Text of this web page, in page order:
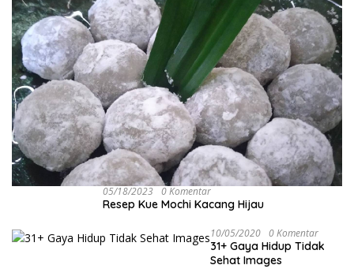
05/18/2023 0 Komentar
Resep Kue Mochi Kacang Hijau
10/05/2020 0 Komentar
31+ Gaya Hidup Tidak
Sehat Images